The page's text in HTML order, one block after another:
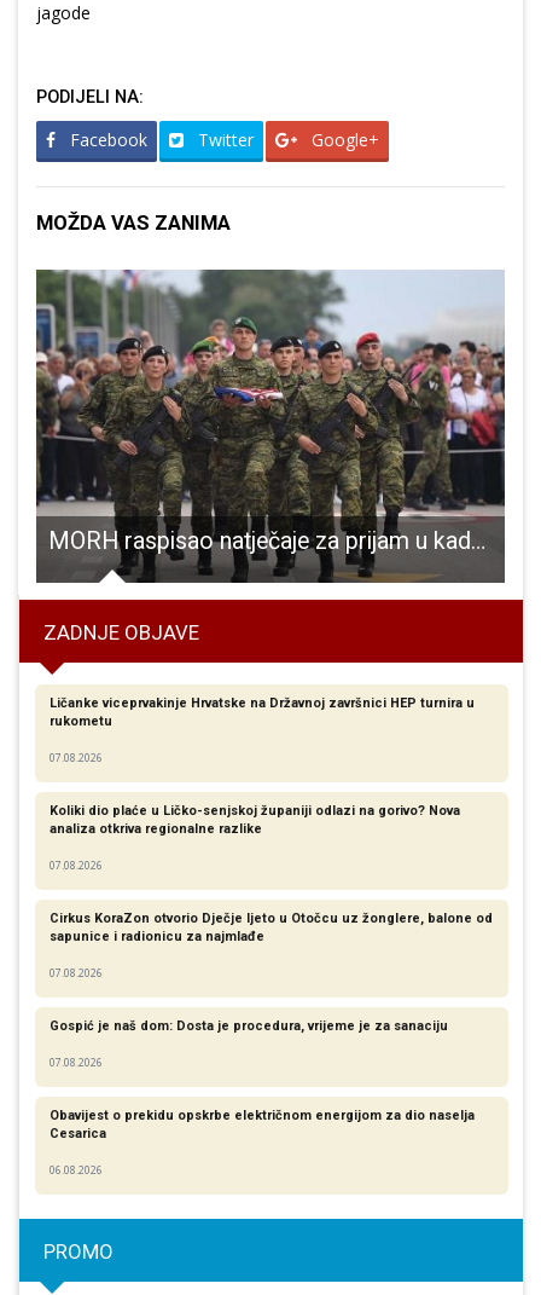
jagode
PODIJELI NA:
Facebook Twitter Google+
MOŽDA VAS ZANIMA
MORH raspisao natječaje za prijam u kadetsku službu
ZADNJE OBJAVE
Ličanke viceprvakinje Hrvatske na Državnoj završnici HEP turnira u
rukometu
07.08.2026
Koliki dio plaće u Ličko-senjskoj županiji odlazi na gorivo? Nova
analiza otkriva regionalne razlike​
07.08.2026
Cirkus KoraZon otvorio Dječje ljeto u Otočcu uz žonglere, balone od
sapunice i radionicu za najmlađe
07.08.2026
Gospić je naš dom: Dosta je procedura, vrijeme je za sanaciju
07.08.2026
Obavijest o prekidu opskrbe električnom energijom za dio naselja
Cesarica
06.08.2026
PROMO